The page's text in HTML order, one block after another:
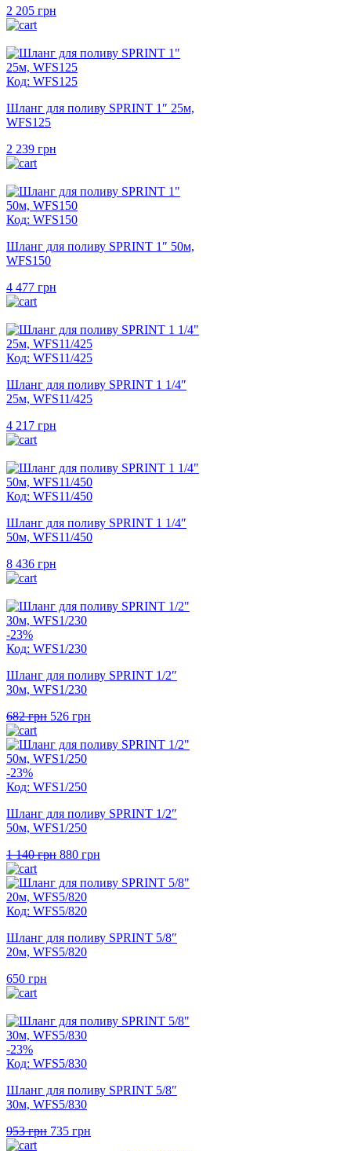
2 205 грн
Код: WFS125
Шланг для поливу SPRINT 1″ 25м,
WFS125
2 239 грн
Код: WFS150
Шланг для поливу SPRINT 1″ 50м,
WFS150
4 477 грн
Код: WFS11/425
Шланг для поливу SPRINT 1 1/4″
25м, WFS11/425
4 217 грн
Код: WFS11/450
Шланг для поливу SPRINT 1 1/4″
50м, WFS11/450
8 436 грн
-23%
Код: WFS1/230
Шланг для поливу SPRINT 1/2″
30м, WFS1/230
682грн Оригінальна
682 грн.
526 грн
526 грн.
-23%
Код: WFS1/250
Шланг для поливу SPRINT 1/2″
50м, WFS1/250
1 140грн Оригінальна
1
140 грн.
880 грн
880 грн.
Код: WFS5/820
Шланг для поливу SPRINT 5/8″
20м, WFS5/820
650 грн
-23%
Код: WFS5/830
Шланг для поливу SPRINT 5/8″
30м, WFS5/830
953грн Оригінальна
735 грн